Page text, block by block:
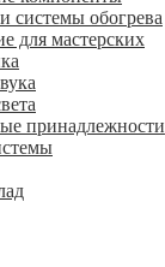
системы обогрева
для мастерских
принадлежности